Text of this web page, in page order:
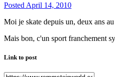
Posted April 14, 2010
Moi je skate depuis un, deux ans
Mais bon, c'un sport franchement
Link to post